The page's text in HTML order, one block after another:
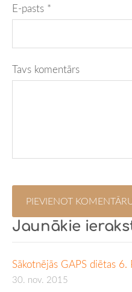
Jaunākie
Sākotnējās GAPS diētas 6.
30. nov. 2015
E-pasts *
Tavs komentārs